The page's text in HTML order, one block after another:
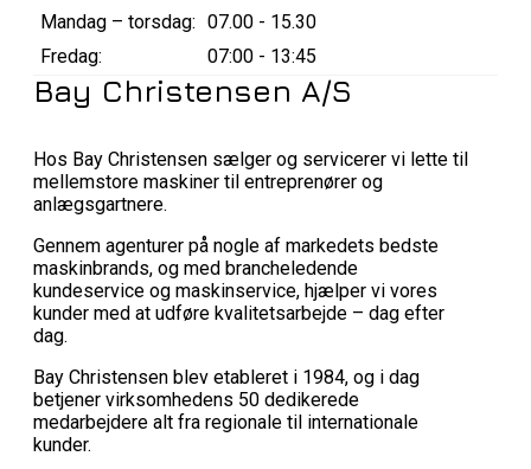
Mandag – torsdag: 07.00 - 15.30
Fredag:
07:00 - 13:45
Bay Christensen A/S
Hos Bay Christensen sælger og servicerer vi lette til
mellemstore maskiner til entreprenører og
anlægsgartnere.
Gennem agenturer på nogle af markedets bedste
maskinbrands, og med brancheledende
kundeservice og maskinservice, hjælper vi vores
kunder med at udføre kvalitetsarbejde – dag efter
dag.
Bay Christensen blev etableret i 1984, og i dag
betjener virksomhedens 50 dedikerede
medarbejdere alt fra regionale til internationale
kunder.